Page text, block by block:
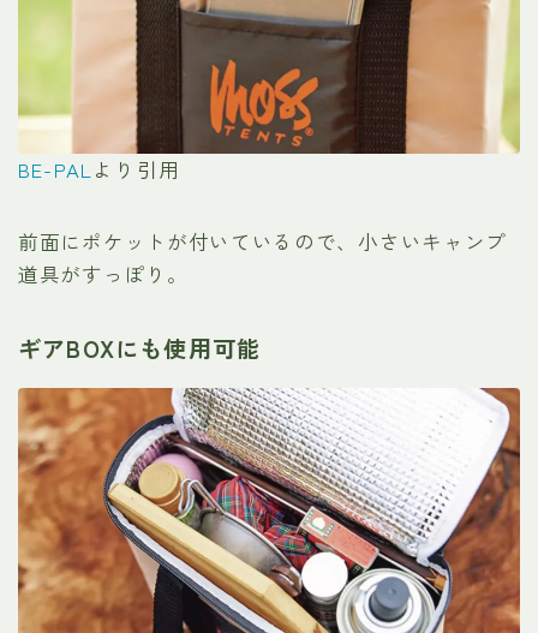
BE-PALより引用
前面にポケットが付いているので、小さいキャンプ
道具がすっぽり。
ギアBOXにも使用可能